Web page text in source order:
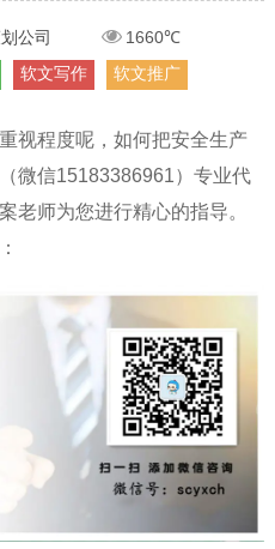
公司
1660℃
软文写作 软文推广
视程度呢，如何把安全生产
（微信15183386961）专业代
老师为您进行精心的指导。